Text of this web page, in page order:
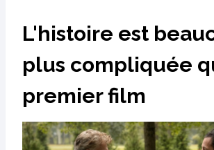
L'histoire est
plus compliquée
premier film